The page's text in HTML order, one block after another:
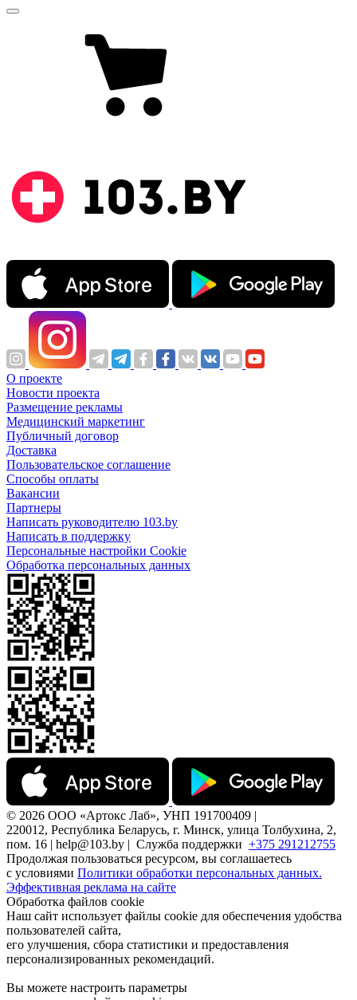
О проекте
Новости проекта
Размещение рекламы
Медицинский маркетинг
Публичный договор
Доставка
Пользовательское соглашение
Способы оплаты
Вакансии
Партнеры
Написать руководителю 103.by
Написать в поддержку
Персональные настройки Cookie
Обработка персональных данных
© 2026 ООО «Артокс Лаб», УНП 191700409 |
220012, Республика Беларусь, г. Минск, улица Толбухина, 2,
пом. 16 | help@103.by | Служба поддержки +375 291212755
Продолжая пользоваться ресурсом, вы соглашаетесь
с условиями Политики обработки персональных данных.
Эффективная реклама на сайте
Обработка файлов cookie
Наш сайт использует файлы cookie для обеспечения удобства
пользователей сайта,
его улучшения, сбора статистики и предоставления
персонализированных рекомендаций.
Вы можете настроить параметры